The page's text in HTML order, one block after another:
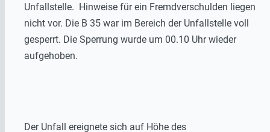
Unfallstelle. Hinweise für ein Fremdverschulden liegen
nicht vor. Die B 35 war im Bereich der Unfallstelle voll
gesperrt. Die Sperrung wurde um 00.10 Uhr wieder
aufgehoben.
Der Unfall ereignete sich auf Höhe des